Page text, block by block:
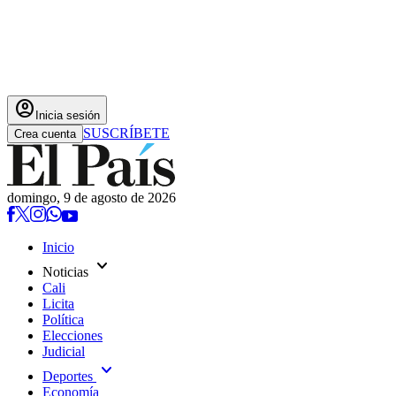
account_circle Inicia sesión
Crea cuenta SUSCRÍBETE
domingo, 9 de agosto de 2026
Inicio
Noticias expand_more
Cali
Licita
Política
Elecciones
Judicial
Deportes expand_more
Economía